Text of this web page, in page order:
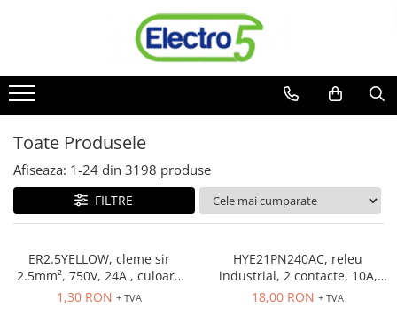
Sisteme de automatizare si control
Automate programabile
Seria DVP-Slim PLC-CPU
Seria DVP Motion-CPU
Seria compacta AS
Simatic S7
inteligente)
Seria iSMART IMO
Seria EASY EATON
Toate Produsele
Afiseaza: 1-24 din 3198 produse
FILTRE
ER2.5YELLOW, cleme sir
2.5mm², 750V, 24A , culoare
galbena
1,30 RON + TVA
HYE21PN240AC, releu
industrial, 2 contacte, 10A,
240 VAC
18,00 RON + TVA